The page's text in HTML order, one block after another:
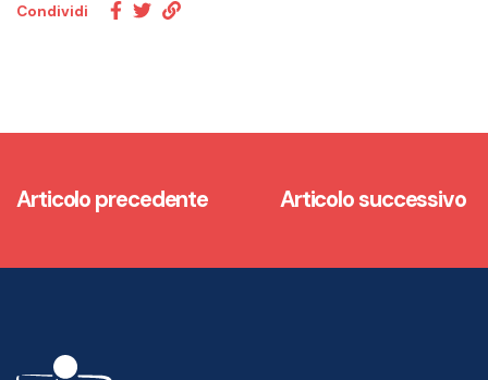
Condividi
Articolo precedente Articolo successivo